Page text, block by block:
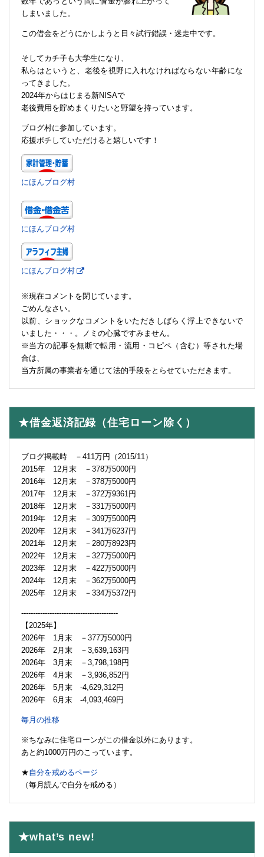
しまいました。
この借金をどうにかしようと日々試行錯誤・迷走中です。
そしてカチ子も大学生になり、
私らはというと、老後を視野に入れなければならない年齢にな
ってきました。
2024年からはじまる新NISAで
老後費用を貯めまくりたいと野望を持っています。
ブログ村に参加しています。
応援ポチしていただけると嬉しいです！
にほんブログ村
にほんブログ村
にほんブログ村
※現在コメントを閉じています。
ごめんなさい。
以前、ショックなコメントをいただきしばらく浮上できないで
いました・・・。ノミの心臓ですみません。
※当方の記事を無断で転用・流用・コピペ（含む）等された場
合は、
当方所属の事業者を通じて法的手段をとらせていただきます。
★借金返済記録（住宅ローン除く）
ブログ掲載時 －411万円（2015/11）
2015年 12月末 －378万5000円
2016年 12月末 －378万5000円
2017年 12月末 －372万9361円
2018年 12月末 －331万5000円
2019年 12月末 －309万5000円
2020年 12月末 －341万6237円
2021年 12月末 －280万8923円
2022年 12月末 －327万5000円
2023年 12月末 －422万5000円
2024年 12月末 －362万5000円
2025年 12月末 －334万5372円
-----------------------------------------
【2025年】
2026年 1月末 －377万5000円
2026年 2月末 －3,639,163円
2026年 3月末 －3,798,198円
2026年 4月末 －3,936,852円
2026年 5月末 -4,629,312円
2026年 6月末 -4,093,469円
毎月の推移
※ちなみに住宅ローンがこの借金以外にあります。
あと約1000万円のこっています。
★自分を戒めるページ
（毎月読んで自分を戒める）
★what’s new!